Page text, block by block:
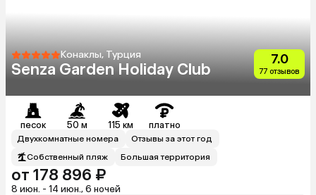
Конаклы, Турция
Senza Garden Holiday Club
7.0
77 отзывов
песок 50 м 115 км платно
Двухкомнатные номера
Отзывы за этот год
Собственный пляж
Большая территория
от 178 896 ₽
8 июн. - 14 июн., 6 ночей